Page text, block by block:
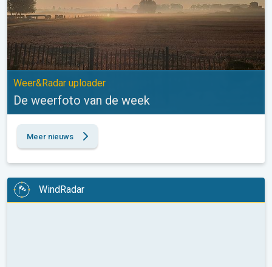
Weer&Radar uploader
De weerfoto van de week
Meer nieuws
WindRadar